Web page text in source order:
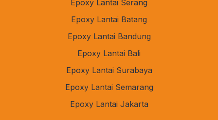
Epoxy Lantai Serang
Epoxy Lantai Batang
Epoxy Lantai Bandung
Epoxy Lantai Bali
Epoxy Lantai Surabaya
Epoxy Lantai Semarang
Epoxy Lantai Jakarta